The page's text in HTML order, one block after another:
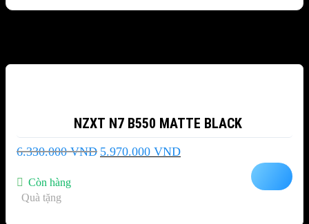
NZXT N7 B550 MATTE BLACK
6.330.000VND Giá
5.970.000 VNDGiá
Còn hàng
Quà tặng